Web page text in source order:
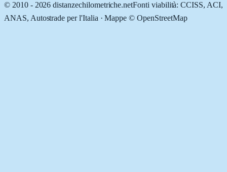
© 2010 - 2026 distanzechilometriche.netFonti viabilità: CCISS, ACI,
ANAS, Autostrade per l'Italia · Mappe © OpenStreetMap